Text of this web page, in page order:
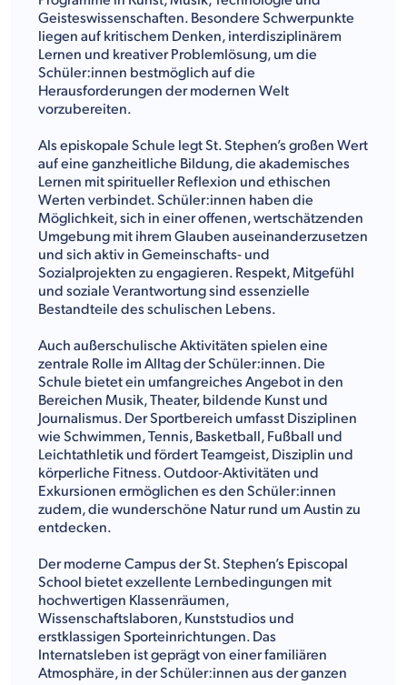
Geisteswissenschaften. Besondere Schwerpunkte
liegen auf kritischem Denken, interdisziplinärem
Lernen und kreativer Problemlösung, um die
Schüler:innen bestmöglich auf die
Herausforderungen der modernen Welt
vorzubereiten.
Als episkopale Schule legt St. Stephen’s großen Wert
auf eine ganzheitliche Bildung, die akademisches
Lernen mit spiritueller Reflexion und ethischen
Werten verbindet. Schüler:innen haben die
Möglichkeit, sich in einer offenen, wertschätzenden
Umgebung mit ihrem Glauben auseinanderzusetzen
und sich aktiv in Gemeinschafts- und
Sozialprojekten zu engagieren. Respekt, Mitgefühl
und soziale Verantwortung sind essenzielle
Bestandteile des schulischen Lebens.
Auch außerschulische Aktivitäten spielen eine
zentrale Rolle im Alltag der Schüler:innen. Die
Schule bietet ein umfangreiches Angebot in den
Bereichen Musik, Theater, bildende Kunst und
Journalismus. Der Sportbereich umfasst Disziplinen
wie Schwimmen, Tennis, Basketball, Fußball und
Leichtathletik und fördert Teamgeist, Disziplin und
körperliche Fitness. Outdoor-Aktivitäten und
Exkursionen ermöglichen es den Schüler:innen
zudem, die wunderschöne Natur rund um Austin zu
entdecken.
Der moderne Campus der St. Stephen’s Episcopal
School bietet exzellente Lernbedingungen mit
hochwertigen Klassenräumen,
Wissenschaftslaboren, Kunststudios und
erstklassigen Sporteinrichtungen. Das
Internatsleben ist geprägt von einer familiären
Atmosphäre, in der Schüler:innen aus der ganzen